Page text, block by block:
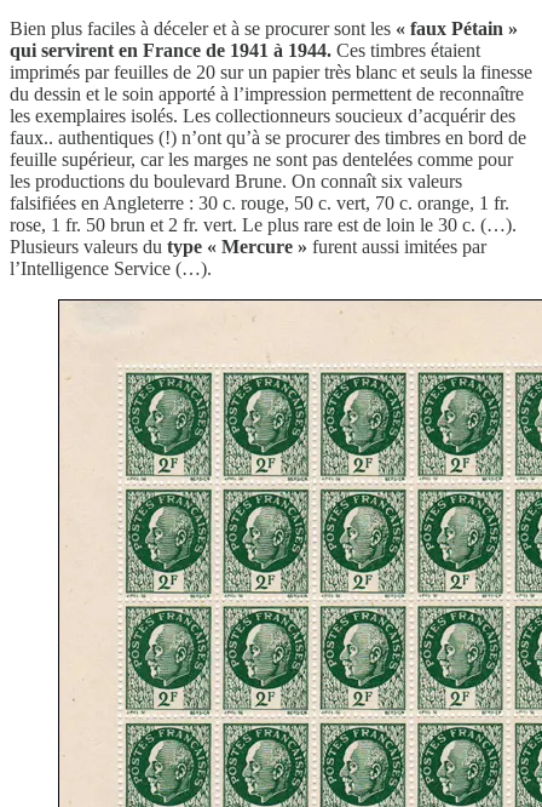
Bien plus faciles à déceler et à se procurer sont les « faux Pétain »
qui servirent en France de 1941 à 1944. Ces timbres étaient
imprimés par feuilles de 20 sur un papier très blanc et seuls la finesse
du dessin et le soin apporté à l’impression permettent de reconnaître
les exemplaires isolés. Les collectionneurs soucieux d’acquérir des
faux.. authentiques (!) n’ont qu’à se procurer des timbres en bord de
feuille supérieur, car les marges ne sont pas dentelées comme pour
les productions du boulevard Brune. On connaît six valeurs
falsifiées en Angleterre : 30 c. rouge, 50 c. vert, 70 c. orange, 1 fr.
rose, 1 fr. 50 brun et 2 fr. vert. Le plus rare est de loin le 30 c. (…).
Plusieurs valeurs du type « Mercure » furent aussi imitées par
l’Intelligence Service (…).